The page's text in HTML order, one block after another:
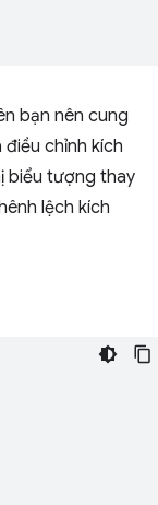
bạn nên cung
chỉnh kích
biểu tượng thay
lệch kích